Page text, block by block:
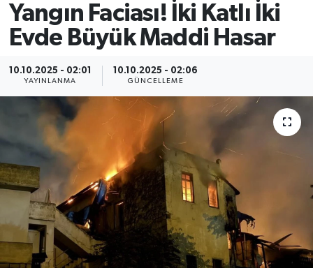
Yangın Faciası! İki Katlı İki
Evde Büyük Maddi Hasar
10.10.2025 - 02:01
YAYINLANMA
10.10.2025 - 02:06
GÜNCELLEME
GÜNCEL
KÜLTÜR
MAGAZİN
ÖZEL HABER
RESMİ İLANLAR
SAĞLIK
SİYASET
SOSYAL YARDIMLAR
Son Dakika Haberleri
Haber Arşivi